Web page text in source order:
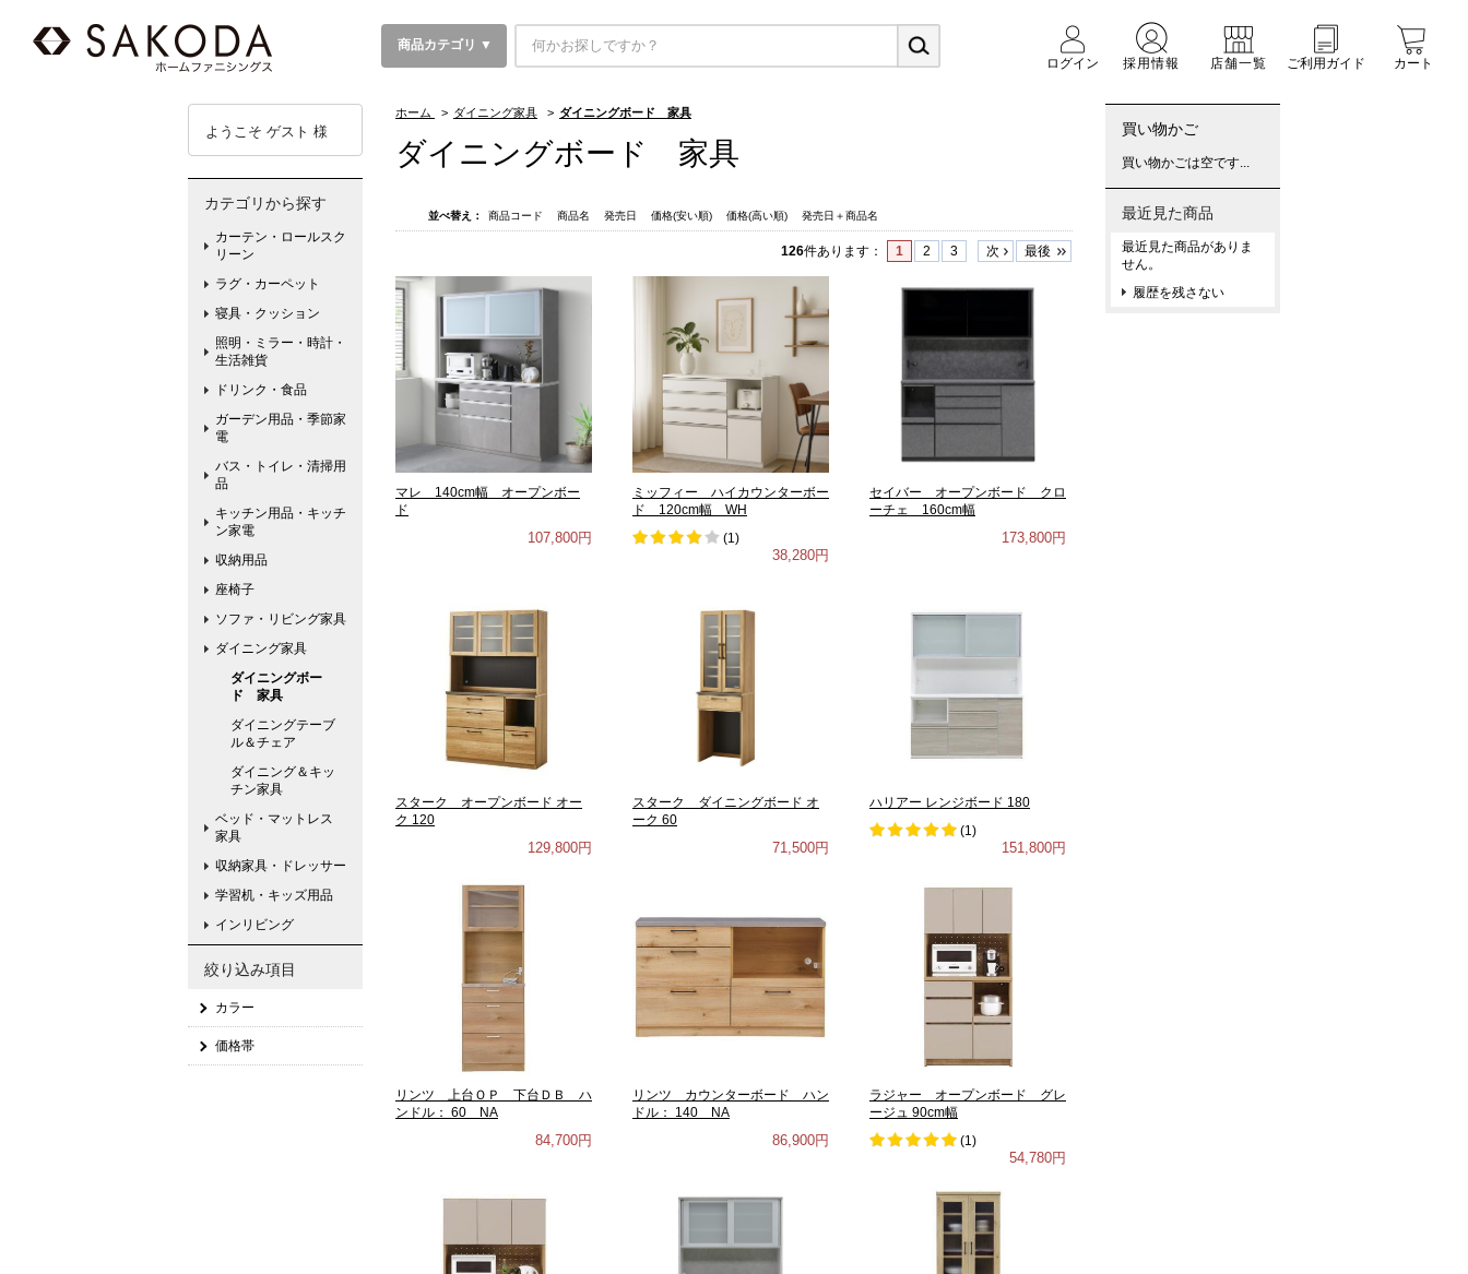
商品カテゴリ ▼
ログイン
採用情報 店舗一覧 ご利用ガイド カート
ホーム > ダイニング家具 > ダイニングボード 家具
ダイニングボード 家具
並べ替え： 商品コード 商品名 発売日 価格(安い順) 価格(高い順) 発売日＋商品名
126件あります ： 1 2 3 次 最後
マレ 140cm幅 オープンボー
ド
107,800円
ミッフィー ハイカウンターボー
ド 120cm幅 WH
(1)
38,280円
セイバー オープンボード クロ
ーチェ 160cm幅
173,800円
スターク オープンボード オー
ク 120
129,800円
スターク ダイニングボード オ
ーク 60
71,500円
ハリアー レンジボード 180
(1)
151,800円
リンツ 上台ＯＰ 下台ＤＢ ハ
ンドル： 60 NA
84,700円
リンツ カウンターボード ハン
ドル： 140 NA
86,900円
ラジャー オープンボード グレ
ージュ 90cm幅
(1)
54,780円
ようこそ ゲスト 様
カテゴリから探す
カーテン・ロールスク
リーン
ラグ・カーペット
寝具・クッション
照明・ミラー・時計・
生活雑貨
ドリンク・食品
ガーデン用品・季節家
電
バス・トイレ・清掃用
品
キッチン用品・キッチ
ン家電
収納用品
座椅子
ソファ・リビング家具
ダイニング家具
ダイニングボー
ド 家具
ダイニングテーブ
ル＆チェア
ダイニング＆キッ
チン家具
ベッド・マットレス
家具
収納家具・ドレッサー
学習机・キッズ用品
インリビング
絞り込み項目
カラー
価格帯
買い物かご
買い物かごは空です...
最近見た商品
最近見た商品がありま
せん。
履歴を残さない